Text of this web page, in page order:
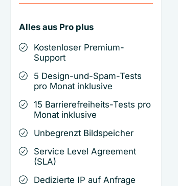
Alles aus Pro plus
Kostenloser Premium-
Support
5 Design-und-Spam-Tests
pro Monat inklusive
15 Barrierefreiheits-Tests pro
Monat inklusive
Unbegrenzt Bildspeicher
Service Level Agreement
(SLA)
Dedizierte IP auf Anfrage